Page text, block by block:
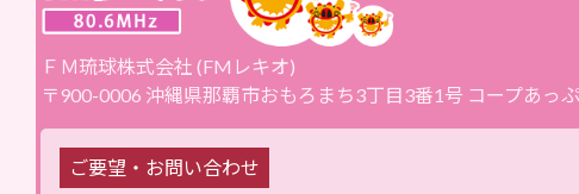
ＦＭ琉球株式会社 (FMレキオ)
〒900-0006 沖縄県那覇市おもろまち3丁目3番1号 コープあっ
ご要望・お問い合わせ